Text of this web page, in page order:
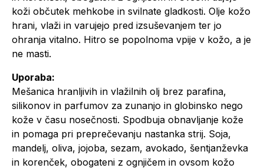
koži občutek mehkobe in svilnate gladkosti. Olje kožo
hrani, vlaži in varujejo pred izsuševanjem ter jo
ohranja vitalno. Hitro se popolnoma vpije v kožo, a je
ne masti.
Uporaba:
Mešanica hranljivih in vlažilnih olj brez parafina,
silikonov in parfumov za zunanjo in globinsko nego
kože v času nosečnosti. Spodbuja obnavljanje kože
in pomaga pri preprečevanju nastanka strij. Soja,
mandelj, oliva, jojoba, sezam, avokado, šentjanževka
in korenček, obogateni z ognjičem in ovsom kožo